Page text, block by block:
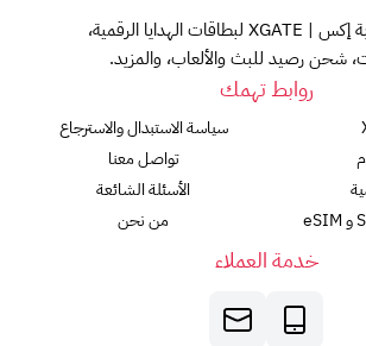
موسوعة بوابة إكس | XGATE لبطاقات الهدايا الرقمية،
شحن رصيد للبث والألعاب، والمزيد.
روابط تهمك
سياسة الاستبدال والاسترجاع
تواصل معنا
الأسئلة الشائعة
من نحن
خدمة العملاء